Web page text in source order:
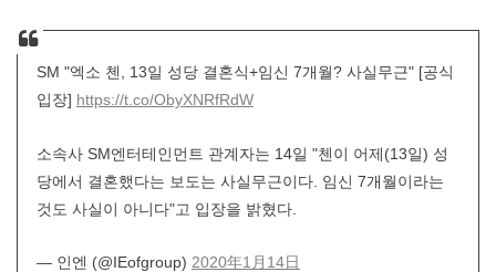
SM "엑소 첸, 13일 성당 결혼식+임신 7개월? 사실무근" [공식
입장] https://t.co/ObyXNRfRdW
소속사 SM엔터테인먼트 관계자는 14일 "첸이 어제(13일) 성
당에서 결혼했다는 보도는 사실무근이다. 임신 7개월이라는
것도 사실이 아니다"고 입장을 밝혔다.
— 인엔 (@IEofgroup) 2020年1月14日